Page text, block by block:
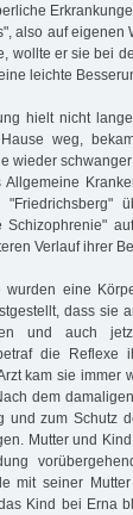
also auf
wollte er sie bei
leichte
hielt nicht
weg,
wieder
Allgemeine
Schizophrenie"
Verlauf ihrer
wurden eine
dass sie
und auch
die
kam sie immer
dem
und zum Schutz
Mutter und
mit seiner
Kind bei Erna